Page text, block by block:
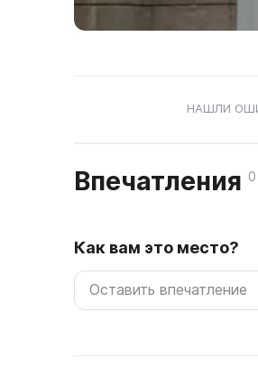
НАШЛИ
Впечатления 0
Как вам это место?